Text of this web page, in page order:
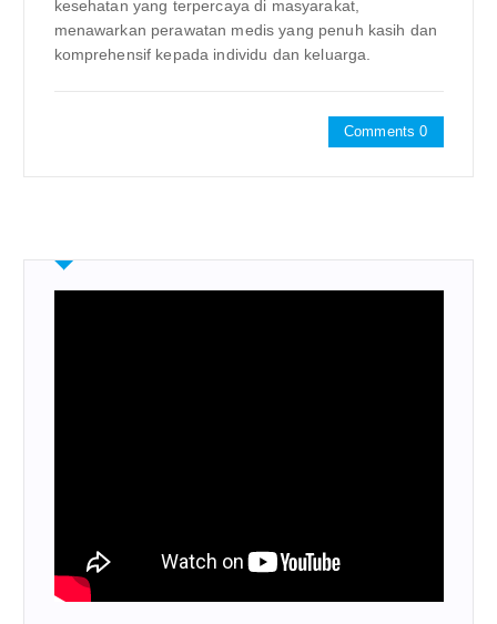
kesehatan yang terpercaya di masyarakat,
menawarkan perawatan medis yang penuh kasih dan
komprehensif kepada individu dan keluarga.
Comments 0